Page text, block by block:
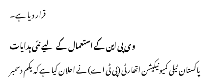
قرار دیا ہے۔
وی پی این کے استعمال کے لیے نئی ہدایات
پاکستان ٹیلی کمیونیکیشن اتھارٹی (پی ٹی اے) نے اعلان کیا ہے کہ یکم دسمبر